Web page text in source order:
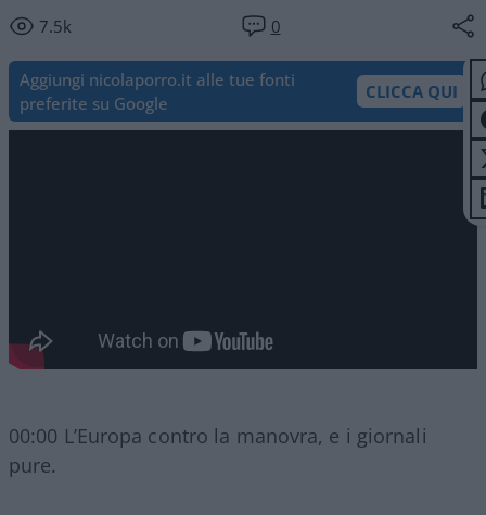
7.5k 0
Aggiungi nicolaporro.it alle tue fonti
preferite su Google
CLICCA QUI
00:00 L’Europa contro la manovra, e i giornali
pure.